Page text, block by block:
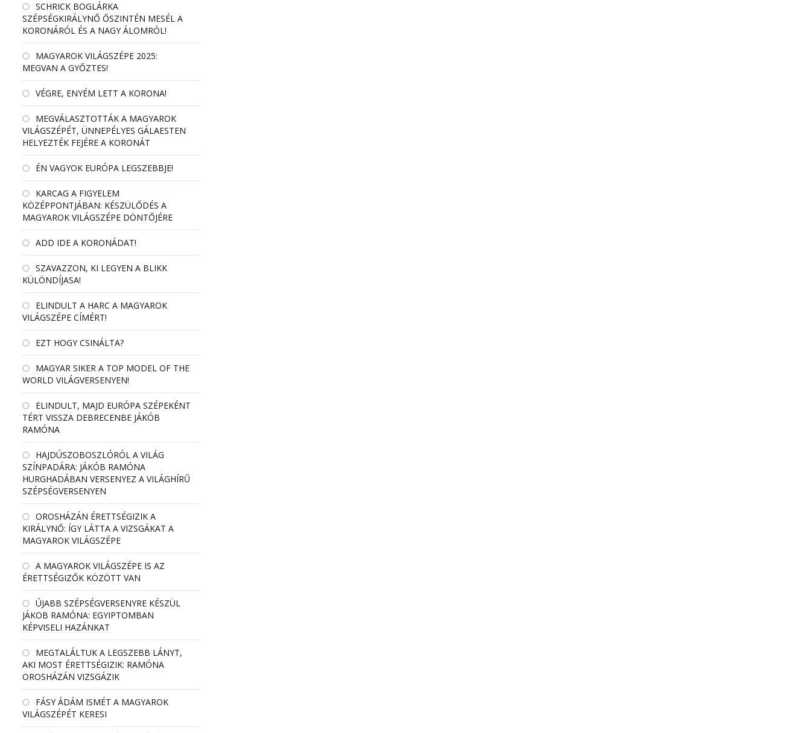
SCHRICK BOGLÁRKA
SZÉPSÉGKIRÁLYNŐ ŐSZINTÉN MESÉL A
KORONÁRÓL ÉS A NAGY ÁLOMRÓL!
MAGYAROK VILÁGSZÉPE 2025:
MEGVAN A GYŐZTES!
VÉGRE, ENYÉM LETT A KORONA!
MEGVÁLASZTOTTÁK A MAGYAROK
VILÁGSZÉPÉT, ÜNNEPÉLYES GÁLAESTEN
HELYEZTÉK FEJÉRE A KORONÁT
ÉN VAGYOK EURÓPA LEGSZEBBJE!
KARCAG A FIGYELEM
KÖZÉPPONTJÁBAN: KÉSZÜLŐDÉS A
MAGYAROK VILÁGSZÉPE DÖNTŐJÉRE
ADD IDE A KORONÁDAT!
SZAVAZZON, KI LEGYEN A BLIKK
KÜLÖNDÍJASA!
ELINDULT A HARC A MAGYAROK
VILÁGSZÉPE CÍMÉRT!
EZT HOGY CSINÁLTA?
MAGYAR SIKER A TOP MODEL OF THE
WORLD VILÁGVERSENYEN!
ELINDULT, MAJD EURÓPA SZÉPEKÉNT
TÉRT VISSZA DEBRECENBE JÁKÓB
RAMÓNA
HAJDÚSZOBOSZLÓRÓL A VILÁG
SZÍNPADÁRA: JÁKÓB RAMÓNA
HURGHADÁBAN VERSENYEZ A VILÁGHÍRŰ
SZÉPSÉGVERSENYEN
OROSHÁZÁN ÉRETTSÉGIZIK A
KIRÁLYNŐ: ÍGY LÁTTA A VIZSGÁKAT A
MAGYAROK VILÁGSZÉPE
A MAGYAROK VILÁGSZÉPE IS AZ
ÉRETTSÉGIZŐK KÖZÖTT VAN
ÚJABB SZÉPSÉGVERSENYRE KÉSZÜL
JÁKOB RAMÓNA: EGYIPTOMBAN
KÉPVISELI HAZÁNKAT
MEGTALÁLTUK A LEGSZEBB LÁNYT,
AKI MOST ÉRETTSÉGIZIK: RAMÓNA
OROSHÁZÁN VIZSGÁZIK
FÁSY ÁDÁM ISMÉT A MAGYAROK
VILÁGSZÉPÉT KERESI